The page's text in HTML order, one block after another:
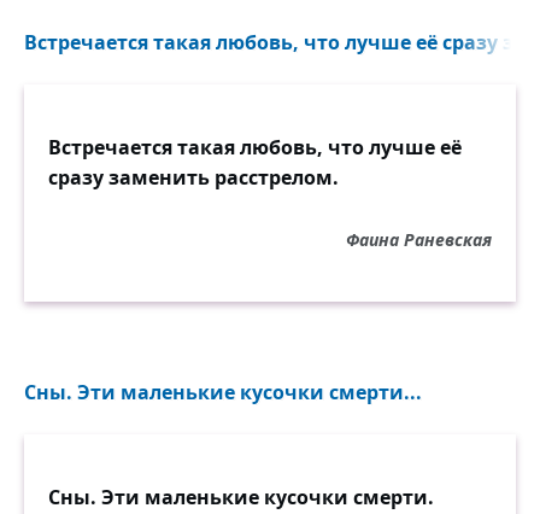
18. Иногда нужно отказаться от того, что
Встречается такая любовь, что лучше её сразу
Встречается такая любовь, что лучше её
сразу заменить расстрелом.
Фаина Раневская
Сны. Эти маленькие кусочки смерти...
Сны. Эти маленькие кусочки смерти.